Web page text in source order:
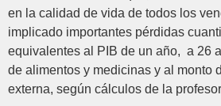
en la calidad de vida de todos los
implicado importantes pérdidas
equivalentes al PIB de un año, a 26
de alimentos y medicinas y al monto
externa, según cálculos de la